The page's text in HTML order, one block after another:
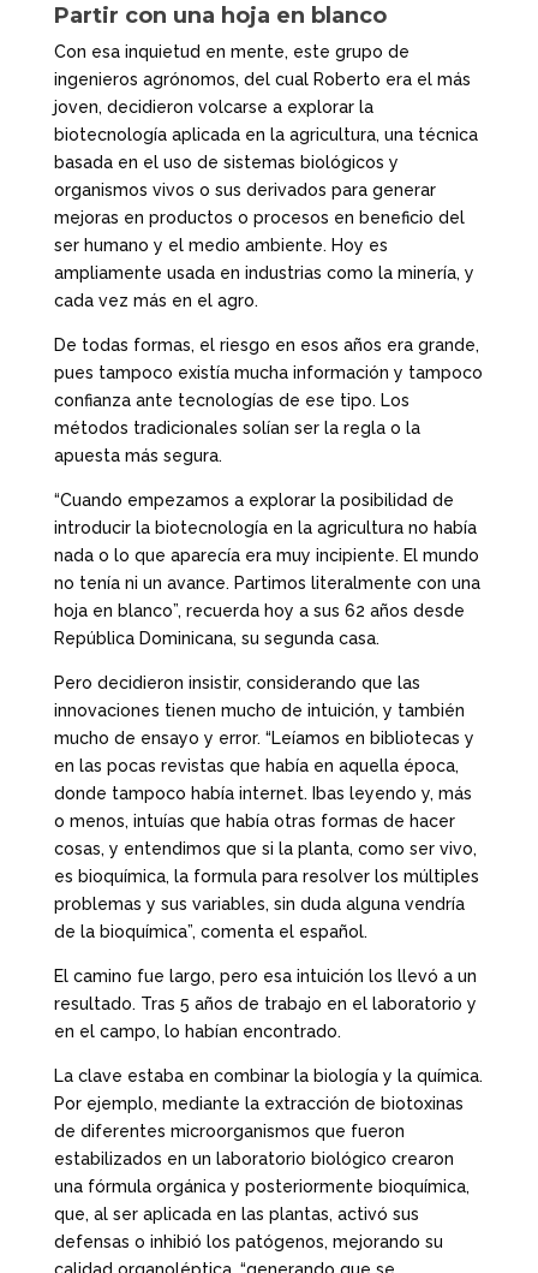
Partir con una hoja en blanco
Con esa inquietud en mente, este grupo de
ingenieros agrónomos, del cual Roberto era el más
joven, decidieron volcarse a explorar la
biotecnología aplicada en la agricultura, una técnica
basada en el uso de sistemas biológicos y
organismos vivos o sus derivados para generar
mejoras en productos o procesos en beneficio del
ser humano y el medio ambiente. Hoy es
ampliamente usada en industrias como la minería, y
cada vez más en el agro.
De todas formas, el riesgo en esos años era grande,
pues tampoco existía mucha información y tampoco
confianza ante tecnologías de ese tipo. Los
métodos tradicionales solían ser la regla o la
apuesta más segura.
“Cuando empezamos a explorar la posibilidad de
introducir la biotecnología en la agricultura no había
nada o lo que aparecía era muy incipiente. El mundo
no tenía ni un avance. Partimos literalmente con una
hoja en blanco”, recuerda hoy a sus 62 años desde
República Dominicana, su segunda casa.
Pero decidieron insistir, considerando que las
innovaciones tienen mucho de intuición, y también
mucho de ensayo y error. “Leíamos en bibliotecas y
en las pocas revistas que había en aquella época,
donde tampoco había internet. Ibas leyendo y, más
o menos, intuías que había otras formas de hacer
cosas, y entendimos que si la planta, como ser vivo,
es bioquímica, la formula para resolver los múltiples
problemas y sus variables, sin duda alguna vendría
de la bioquímica”, comenta el español.
El camino fue largo, pero esa intuición los llevó a un
resultado. Tras 5 años de trabajo en el laboratorio y
en el campo, lo habían encontrado.
La clave estaba en combinar la biología y la química.
Por ejemplo, mediante la extracción de biotoxinas
de diferentes microorganismos que fueron
estabilizados en un laboratorio biológico crearon
una fórmula orgánica y posteriormente bioquímica,
que, al ser aplicada en las plantas, activó sus
defensas o inhibió los patógenos, mejorando su
calidad organoléptica, “generando que se